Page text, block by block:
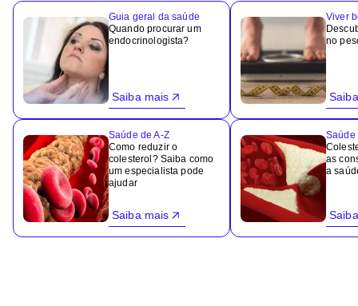
Guia geral da saúde
Quando procurar um
endocrinologista?
Saiba mais
Saúde de A-Z
Como reduzir o
colesterol? Saiba como
um especialista pode
ajudar
Saiba mais
Viver
no
Saúde
as
a